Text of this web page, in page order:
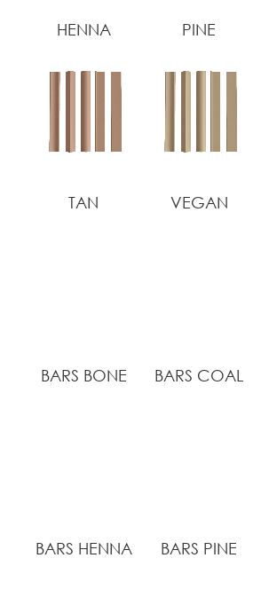
HENNA PINE
TAN VEGAN
BARS BONE BARS COAL
BARS HENNA BARS PINE